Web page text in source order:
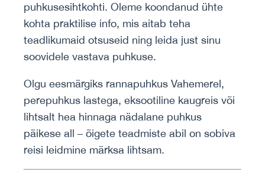
puhkusesihtkohti. Oleme koondanud ühte
kohta praktilise info, mis aitab teha
teadlikumaid otsuseid ning leida just sinu
soovidele vastava puhkuse.
Olgu eesmärgiks rannapuhkus Vahemerel,
perepuhkus lastega, eksootiline kaugreis või
lihtsalt hea hinnaga nädalane puhkus
päikese all – õigete teadmiste abil on sobiva
reisi leidmine märksa lihtsam.